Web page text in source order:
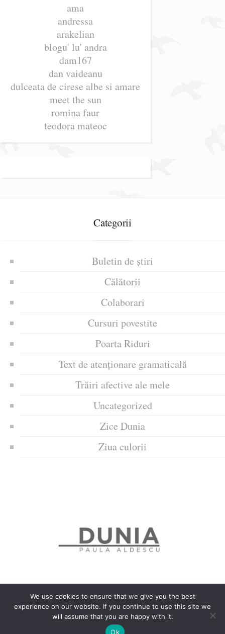
ama
andressa
arakelian
blogu' lu' andra
dam167
dan vaideanu
dulceata de cirese albe si amare
meet the sun
romina faur
teodora mateoc
Categorii
Buletin de știri
Călătorii
Colaborari
Cursuri povestite
Poarta Riduri
Text de atenționare gramaticală
Trăiri afective ale mele
Uncategorized
Zice Dunia
Ziua culorii
Politica de confidențialitate
Politică privind fișierele cookies
Copyrights © 2018 Dunia
We use cookies to ensure that we give you the best
experience on our website. If you continue to use this site we
will assume that you are happy with it.
Ok